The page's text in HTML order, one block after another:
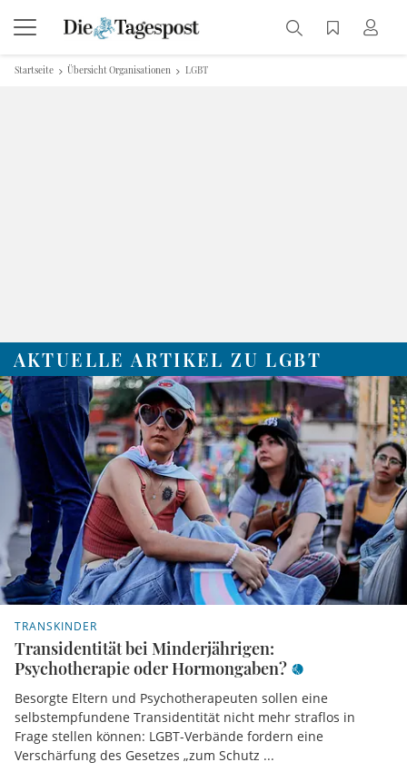
Startseite Übersicht Organisationen LGBT
AKTUELLE ARTIKEL ZU LGBT
TRANSKINDER
Transidentität bei Minderjährigen:
Psychotherapie oder Hormongaben?
Besorgte Eltern und Psychotherapeuten sollen eine
selbstempfundene Transidentität nicht mehr straflos in
Frage stellen können: LGBT-Verbände fordern eine
Verschärfung des Gesetzes „zum Schutz ...